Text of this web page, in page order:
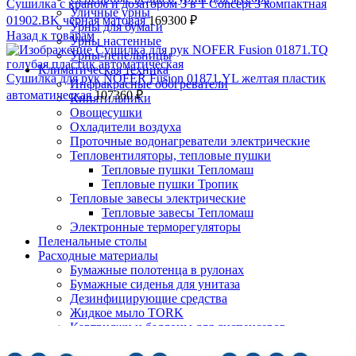
Уличные урны
Урны для бумаги
Урны настенные
Урны-пепельницы
Климатическая техника
Инфракрасные обогреватели
Кипятильники
Овощесушки
Охладители воздуха
Проточные водонагреватели электрические
Тепловентиляторы, тепловые пушки
Тепловые пушки Тепломаш
Тепловые пушки Тропик
Тепловые завесы электрические
Тепловые завесы Тепломаш
Электронные терморегуляторы
Пеленальные столы
Расходные материалы
Бумажные полотенца в рулонах
Бумажные сиденья для унитаза
Дезинфицирующие средства
Жидкое мыло TORK
Картриджи и баллоны для диспенсеров
Сушилка с краном и дозатором 3 в 1 Concept 3 компактная
01902.BK черная матовая169300 ₽
Назад к товарам
Сушилка для рук NOFER Fusion 01871.YL желтая пластик
автоматическая107360₽
Нажмите, чтобы увеличить